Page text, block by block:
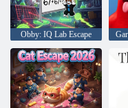
Obby: IQ Lab Escape